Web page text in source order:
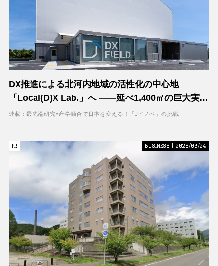
DX推進による北河内地域の活性化の中心地
「Local(D)X Lab.」へ ――延べ1,400㎡の巨大実証
空間で地域DXに挑む 大阪工業大学 DXフィールド
連載：最先端研究×産学融合で日本を変える！「Jイノベ」の挑戦
PR
PR BUSINESS | 2026/03/24